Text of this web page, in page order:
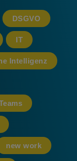
DSGVO
IT
Intelligenz
new work